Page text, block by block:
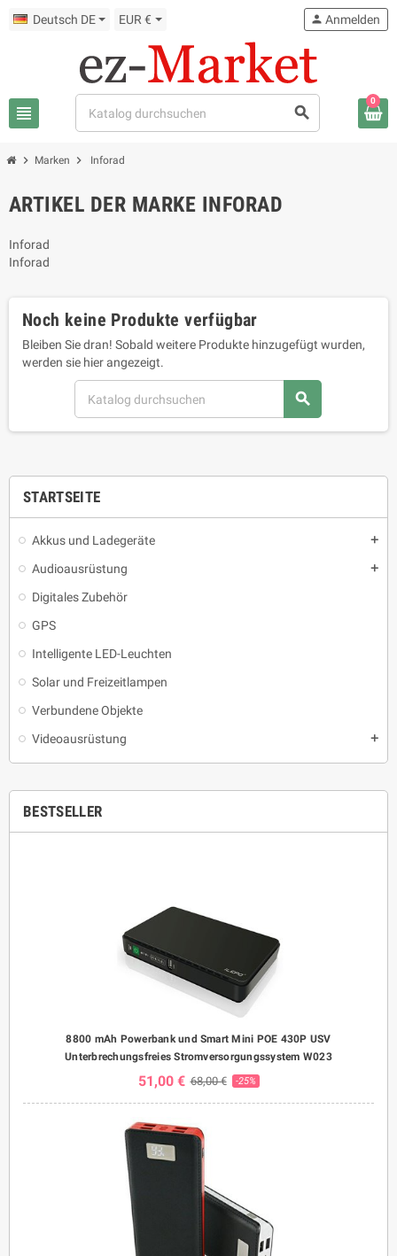
Deutsch DE EUR €
view_headline search
person Anmelden
0
chevron_right Marken chevron_right Inforad
STARTSEITE
Akkus und Ladegeräte add
Audioausrüstung add
Digitales Zubehör
GPS
Intelligente LED-Leuchten
Solar und Freizeitlampen
Verbundene Objekte
Videoausrüstung
add
BESTSELLER
8800 mAh Powerbank und Smart Mini POE 430P USV
Unterbrechungsfreies Stromversorgungssystem W023
51,00 € 68,00 € -25%
ARTIKEL DER MARKE INFORAD
Inforad
Inforad
Noch keine Produkte verfügbar
Bleiben Sie dran! Sobald weitere Produkte hinzugefügt wurden,
werden sie hier angezeigt.
search